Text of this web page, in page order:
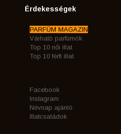
Érdekességek
PARFÜM MAGAZIN
Várható parfümök
Top 10 női illat
Top 10 férfi illat
Facebook
Instagram
Névnap ajánló
Illatcsaládok